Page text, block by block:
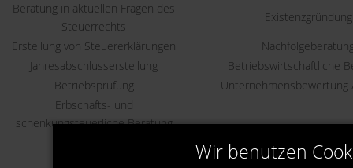
Beratung in aktuellen Fragen des
Steuerrechts
Existenzgründung
Erstellung von Steuererklärungen
Jahresabschlusserstellung
Betriebswirtschaftliche
Betriebsprüfung
Unternehmensbewertung
Erbschafts- und
schenkungsteuerliche Beratung
Wir benutzen